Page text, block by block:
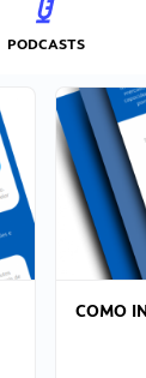
PODCASTS
COMO